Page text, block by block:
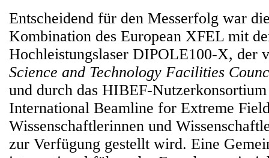
Entscheidend für den Messerfolg war
Kombination des European XFEL mit
Hochleistungslaser DIPOLE100-X, der
Science and Technology Facilities
und durch das HIBEF-
International Beamline for Extreme
Wissenschaftlerinnen und
zur Verfügung gestellt wird. Eine